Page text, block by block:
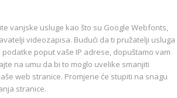
vanjske usluge kao što su Google Webfonts,
videozapisa. Budući da ti pružatelji usluga
poput vaše IP adrese, dopuštamo vam
na umu da bi to moglo uvelike smanjiti
web stranice. Promjene će stupiti na snagu
stranice.